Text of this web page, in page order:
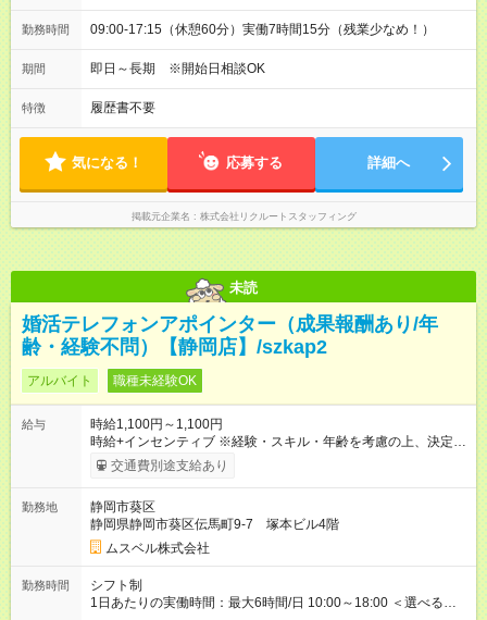
勤務時間 09:00-17:15（休憩60分）実働7時間15分（残業少なめ！）
期間 即日～長期 ※開始日相談OK
特徴 履歴書不要
気になる！ 応募する 詳細へ
掲載元企業名 株式会社リクルートスタッフィング
未読
婚活テレフォンアポインター（成果報酬あり/年
齢・経験不問）【静岡店】/szkap2
アルバイト 職種未経験OK
給与
時給1,100円～1,100円
時給+インセンティブ ※経験・スキル・年齢を考慮の上、決定し
ます。 《成果に応じたインセンティブ支給例》 テレアポ未経
験、入社5ヶ月目の女性パートさんが、時給に加えて、月7万円
果・貢献に応じた報酬制度が導入されています。 ※試用期間は3
ヶ月で、その間は有期契約です。そのほかの条件に変更はあり
ません。 【試用期間】試用期間あり 試用期間の長さ：2ヶ月
※ 雇用形態と給与に、本採用時と異なる部分があります。 雇用
形態：中途採用（契約社員） 給与：本採用時と同じです。 ※試
用期間は2ヶ月で、その間は有期契約です。そのほかの条件に変
交通費別途支給あり
勤務地
静岡市葵区
静岡県静岡市葵区伝馬町9-7 塚本ビル4階
ムスベル株式会社
勤務時間
シフト制
1日あたりの実働時間：最大6時間/日 10:00～18:00 ＜選べるシ